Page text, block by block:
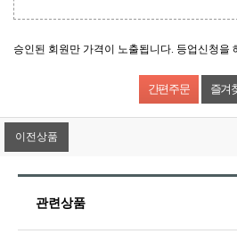
승인된 회원만 가격이 노출됩니다. 등업신청을
즐겨
이전상품
관련상품